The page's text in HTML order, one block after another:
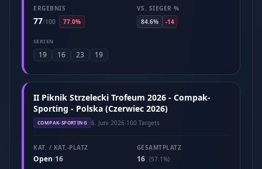
ERGEBNIS
77/100 77.0%
VS. SIEGER %
84.6%
-14
SERIEN
19 16 23 19
II Piknik Strzelecki Trofeum 2026 - Compak-
Sporting - Polska (Czerwiec 2026)
COMPAK-SPORTING 6. Juni 2026·100 Targets
KAT. / KAT.-PLATZ
Open/16
GESAMTPLATZ
16 (57.1%)